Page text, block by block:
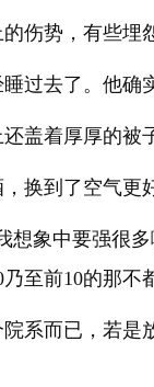
伤势，有些埋
过去了。他确
盖着厚厚的被
换到了空气更
想象中要强很
至前10的那不
系而已，若